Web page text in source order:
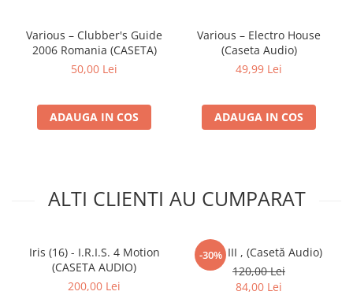
Various – Clubber's Guide
2006 Romania (CASETA)
50,00 Lei
ADAUGA IN COS
Various – Electro House
(Caseta Audio)
49,99 Lei
ADAUGA IN COS
ALTI CLIENTI AU CUMPARAT
Iris (16) - I.R.I.S. 4 Motion
(CASETA AUDIO)
200,00 Lei
-30%
ZOB - III , (Casetă Audio)
120,00 Lei
84,00 Lei